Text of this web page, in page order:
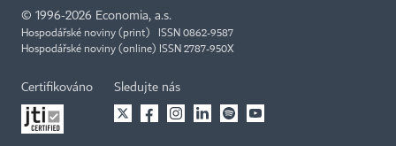
© 1996-2026 Economia, a.s.
Hospodářské noviny (print) ISSN 0862-9587
Hospodářské noviny (online) ISSN 2787-950X
Certifikováno Sledujte nás